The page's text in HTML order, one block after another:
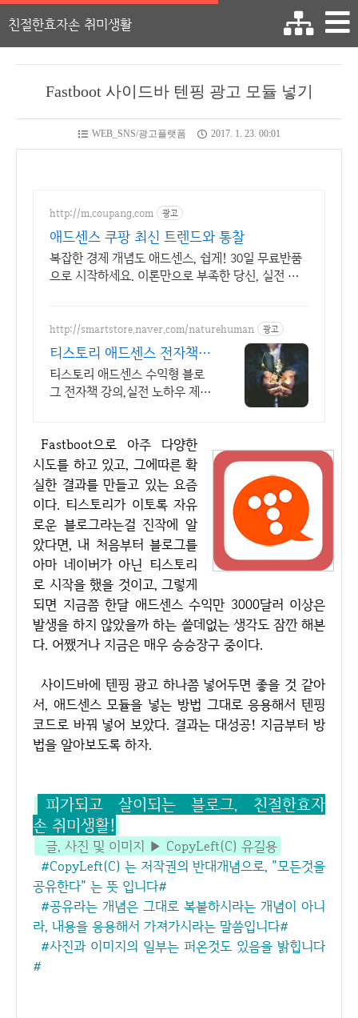
친절한효자손 취미생활
Fastboot 사이드바 텐핑 광고 모듈 넣기
WEB_SNS/광고플랫폼 2017. 1. 23. 00:01
http://m.coupang.com 광고
애드센스 쿠팡 최신 트렌드와 통찰
복잡한 경제 개념도 애드센스, 쉽게! 30일 무료반품
으로 시작하세요. 이론만으로 부족한 당신, 실전 투
http://smartstore.naver.com/naturehuman 광고
티스토리 애드센스 전자책
월100만원 고정 수익발생!
티스토리 애드센스 수익형 블로
그 전자책 강의,실전 노하우 제
과 동영상으로 초보자도 쉽게 배
워요!
Fastboot으로 아주 다양한
시도를 하고 있고, 그에따른 확
실한 결과를 만들고 있는 요즘
이다. 티스토리가 이토록 자유
로운 블로그라는걸 진작에 알
았다면, 내 처음부터 블로그를
아마 네이버가 아닌 티스토리
로 시작을 했을 것이고, 그렇게
되면 지금쯤 한달 애드센스 수익만 3000달러 이상은
발생을 하지 않았을까 하는 쓸데없는 생각도 잠깐 해본
다. 어쨌거나 지금은 매우 승승장구 중이다.
사이드바에 텐핑 광고 하나쯤 넣어두면 좋을 것 같아
서, 애드센스 모듈을 넣는 방법 그대로 응용해서 텐핑
코드로 바꿔 넣어 보았다. 결과는 대성공! 지금부터 방
법을 알아보도록 하자.
피가되고 살이되는 블로그, 친절한효자
손 취미생활!
글, 사진 및 이미지 ▶ CopyLeft(C) 유길용
#CopyLeft(C) 는 저작권의 반대개념으로, "모든것을
공유한다" 는 뜻 입니다#
#공유라는 개념은 그대로 복붙하시라는 개념이 아니
라, 내용을 응용해서 가져가시라는 말씀입니다#
#사진과 이미지의 일부는 퍼온것도 있음을 밝힙니다
#